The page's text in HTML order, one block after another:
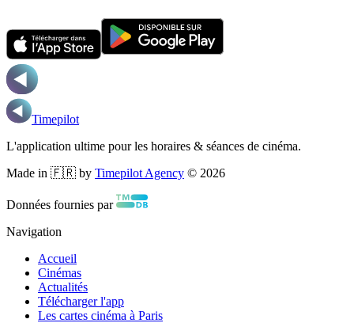
Timepilot
L'application ultime pour les horaires & séances de cinéma.
Made in 🇫🇷 by Timepilot Agency © 2026
Données fournies par
Navigation
Accueil
Cinémas
Actualités
Télécharger l'app
Les cartes cinéma à Paris